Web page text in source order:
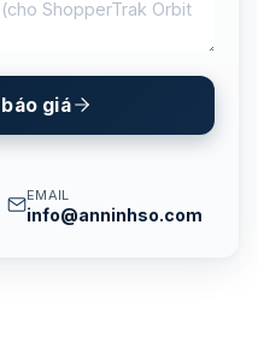
giá
EMAIL
info@anninhso.com